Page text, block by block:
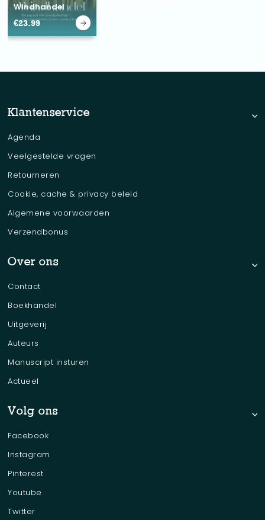
Windhandel
€23.99
Klantenservice
Agenda
Veelgestelde vragen
Retourneren
Cookie, cache & privacy beleid
Algemene voorwaarden
Verzendbonus
Over ons
Contact
Boekhandel
Uitgeverij
Auteurs
Manuscript insturen
Actueel
Volg ons
Facebook
Instagram
Pinterest
Youtube
Twitter